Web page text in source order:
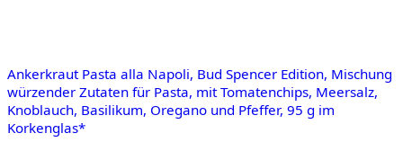
Ankerkraut Pasta alla Napoli, Bud Spencer Edition, Mischung
würzender Zutaten für Pasta, mit Tomatenchips, Meersalz,
Knoblauch, Basilikum, Oregano und Pfeffer, 95 g im
Korkenglas*